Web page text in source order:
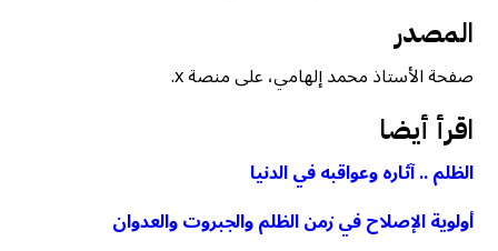
المصدر
صفحة الأستاذ محمد إلهامي، على منصة x.
اقرأ أيضا
الظلم .. آثاره وعواقبه في الدنيا
أولوية الإصلاح في زمن الظلم والجبروت والعدوان